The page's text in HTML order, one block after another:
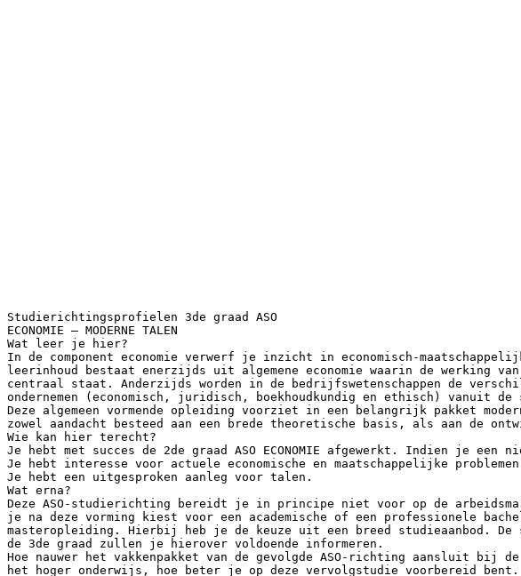
Studierichtingsprofielen 3de graad ASO
ECONOMIE – MODERNE TALEN
Wat leer je hier?
In de component economie verwerf je inzicht in economisch-
leerinhoud bestaat enerzijds uit algemene economie waarin de werking van
centraal staat. Anderzijds worden in de bedrijfswetenschappen de
ondernemen (economisch, juridisch, boekhoudkundig en ethisch) vanuit
Deze algemeen vormende opleiding voorziet in een belangrijk pakket
zowel aandacht besteed aan een brede theoretische basis, als aan de
Wie kan hier terecht?
Je hebt met succes de 2de graad ASO ECONOMIE afgewerkt. Indien je
Je hebt interesse voor actuele economische en maatschappelijke
Je hebt een uitgesproken aanleg voor talen.
Wat erna?
Deze ASO-studierichting bereidt je in principe niet voor op de
je na deze vorming kiest voor een academische of een professionele
masteropleiding. Hierbij heb je de keuze uit een breed studieaanbod.
de 3de graad zullen je hierover voldoende informeren.
Hoe nauwer het vakkenpakket van de gevolgde ASO-richting aansluit bij